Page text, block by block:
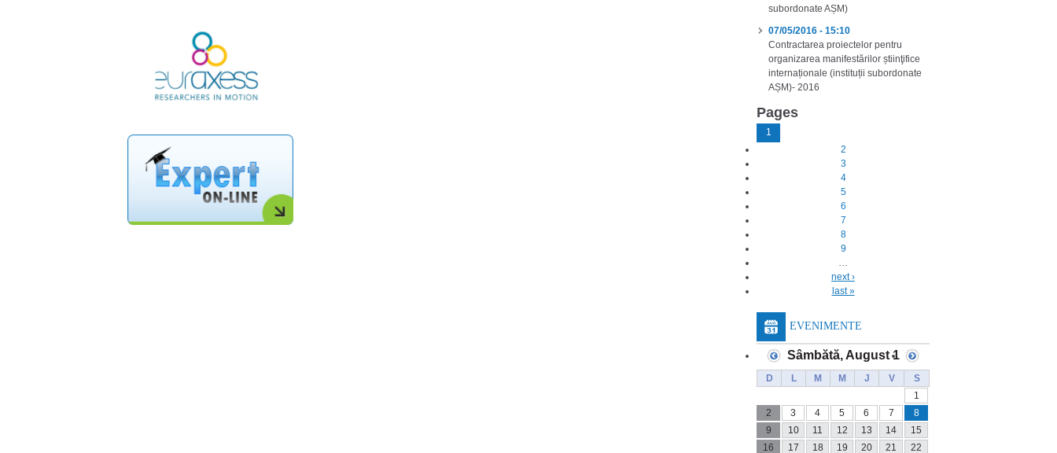
subordonate AȘM)
07/05/2016 - 15:10
Contractarea proiectelor pentru
organizarea manifestărilor știinţifice
internaționale (instituții subordonate
AȘM)- 2016
Pages
1
2
3
4
5
6
7
8
9
…
next ›
last »
EVENIMENTE
Sâmbătă, August 1
D L M M J V
S
1
2
3 4 5 6 7
8
9
10 11 12 13 14
15
16
17 18 19 20 21 22